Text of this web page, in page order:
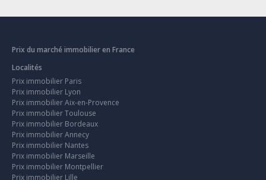
Prix du marché immobilier en France
Localités
Prix immobilier Paris
Prix immobilier Lyon
Prix immobilier Aix-en-Provence
Prix immobilier Toulouse
Prix immobilier Bordeaux
Prix immobilier Annecy
Prix immobilier Nantes
Prix immobilier Marseille
Prix immobilier Montpellier
Prix immobilier Lille